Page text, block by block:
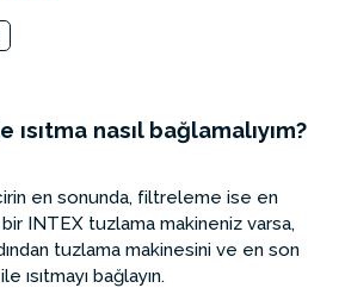
nasıl bağlamalıyım?
en sonunda, filtreleme ise en
bir INTEX tuzlama makineniz varsa,
tuzlama makinesini ve en son
ısıtmayı bağlayın.